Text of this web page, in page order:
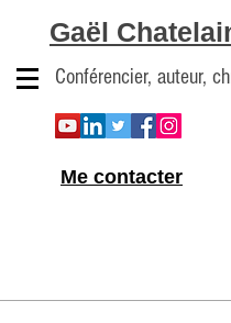
Gaël
Conférencier, auteur,
Me contacter